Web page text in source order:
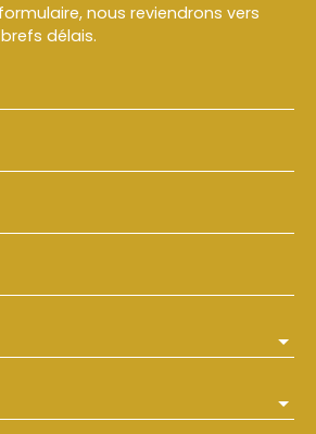
nous reviendrons vers
délais.